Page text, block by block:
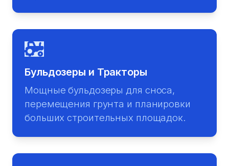
Бульдозеры и Тракторы
Мощные бульдозеры для сноса,
перемещения грунта и планировки
больших строительных площадок.